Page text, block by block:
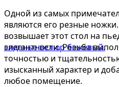
Одной из самых
являются его резные
возвышает этот стол на
элегантности. Резьба
точностью и
изысканный характер и
любое помещение.